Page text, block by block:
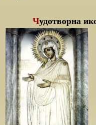
Чудотворна